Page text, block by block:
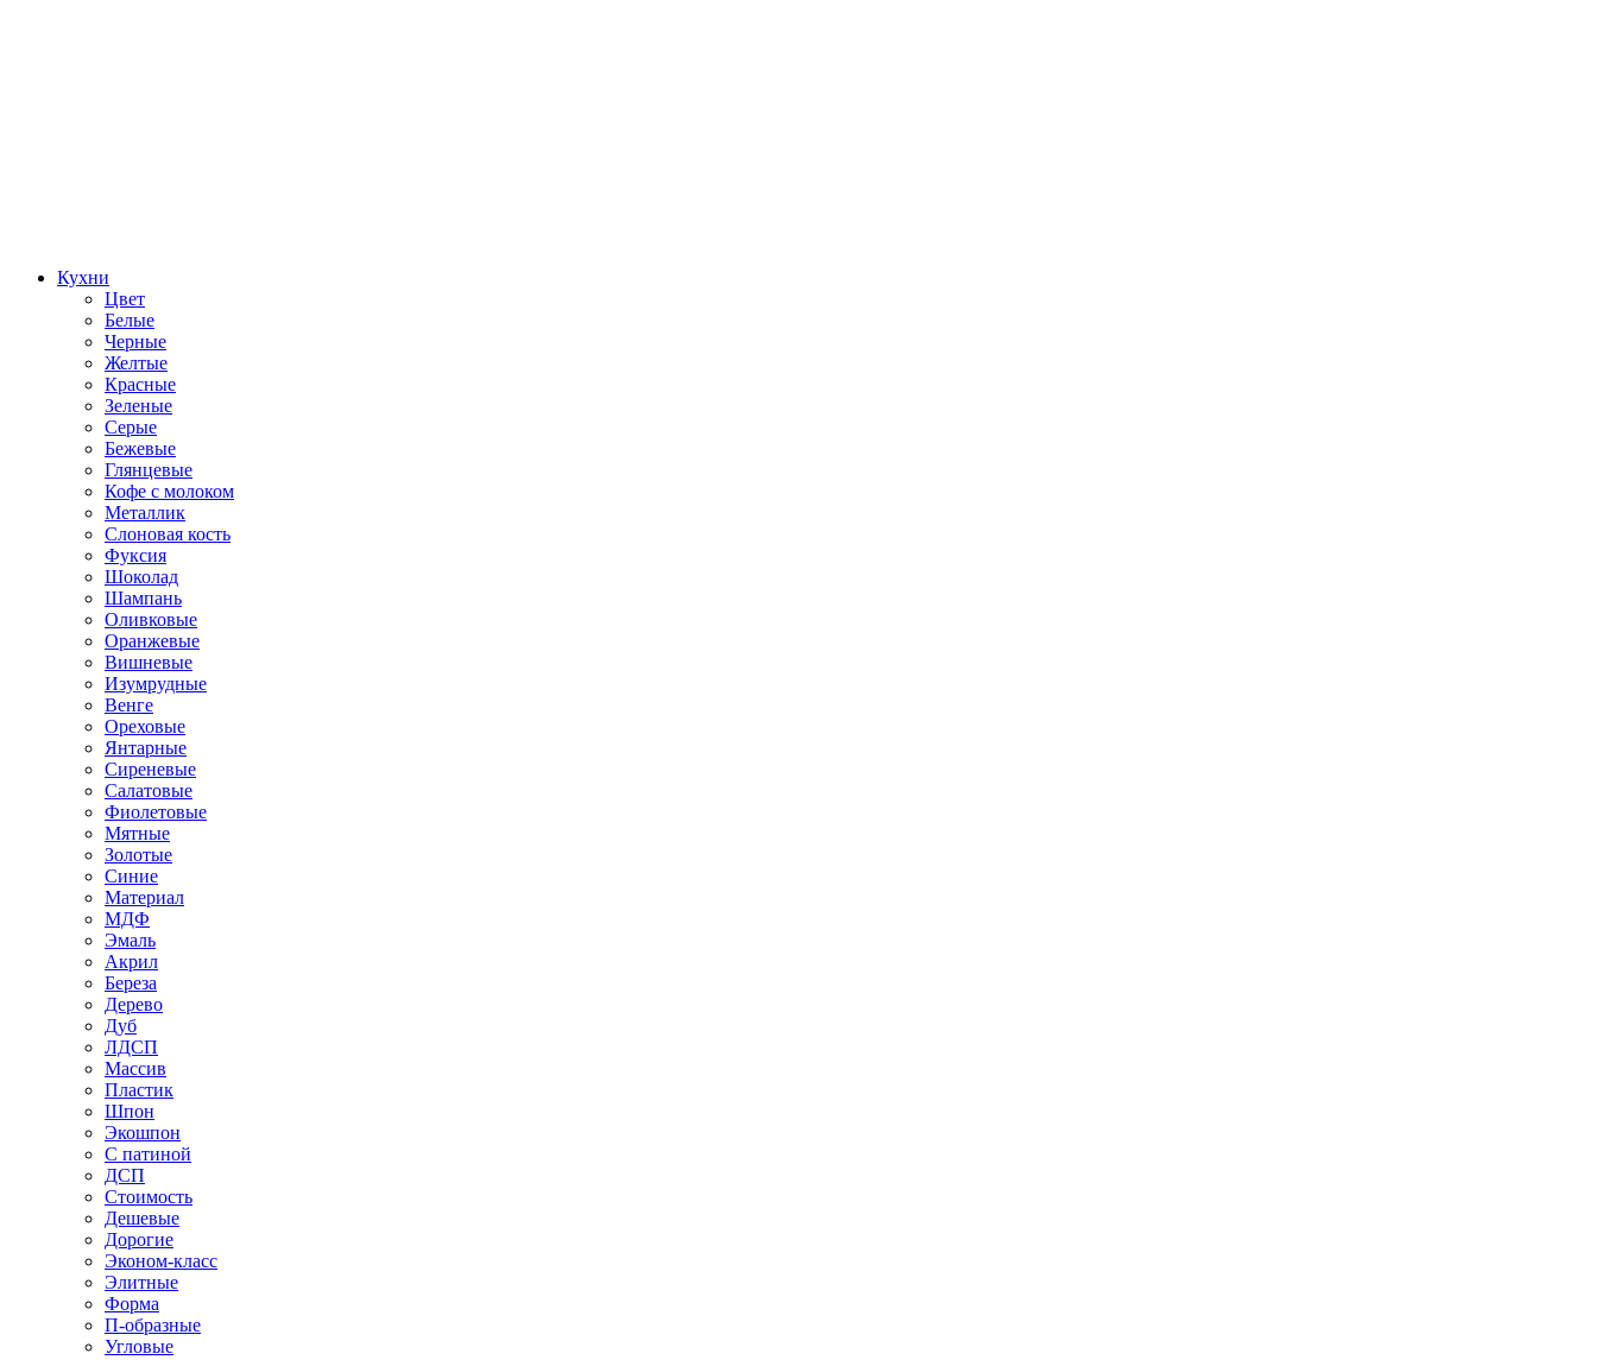
Кухни
Цвет
Белые
Черные
Желтые
Красные
Зеленые
Серые
Бежевые
Глянцевые
Кофе с молоком
Металлик
Слоновая кость
Фуксия
Шоколад
Шампань
Оливковые
Оранжевые
Вишневые
Изумрудные
Венге
Ореховые
Янтарные
Сиреневые
Салатовые
Фиолетовые
Мятные
Золотые
Синие
Материал
МДФ
Эмаль
Акрил
Береза
Дерево
Дуб
ЛДСП
Массив
Пластик
Шпон
Экошпон
С патиной
ДСП
Стоимость
Дешевые
Дорогие
Эконом-класс
Элитные
Форма
П-образные
Угловые